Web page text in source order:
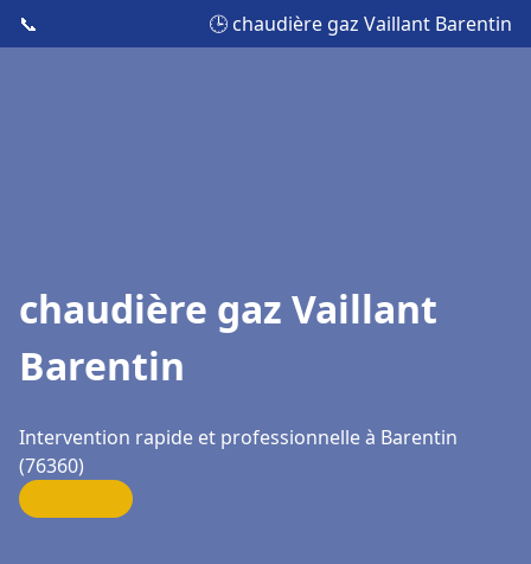
📞 🕒 chaudière gaz Vaillant Barentin
chaudière gaz Vaillant
Barentin
Intervention rapide et professionnelle à Barentin
(76360)